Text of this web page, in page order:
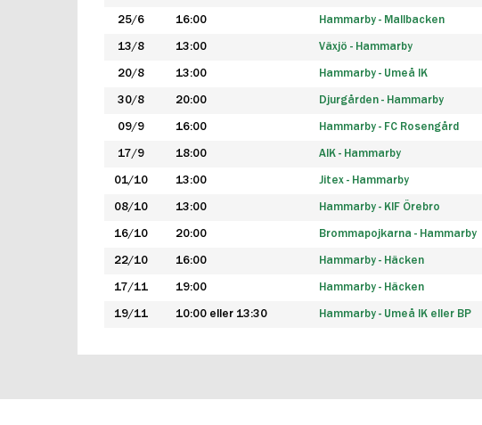
25/6 16:00 Hammarby - Mallbacken
13/8 13:00 Växjö - Hammarby
20/8 13:00 Hammarby - Umeå IK
30/8 20:00 Djurgården - Hammarby
09/9 16:00 Hammarby - FC Rosengård
17/9 18:00 AIK - Hammarby
01/10 13:00 Jitex - Hammarby
08/10 13:00 Hammarby - KIF Örebro
16/10 20:00 Brommapojkarna - Hammarby
22/10 16:00 Hammarby - Häcken
17/11 19:00 Hammarby - Häcken
19/11 10:00 eller 13:30 Hammarby - Umeå IK eller BP